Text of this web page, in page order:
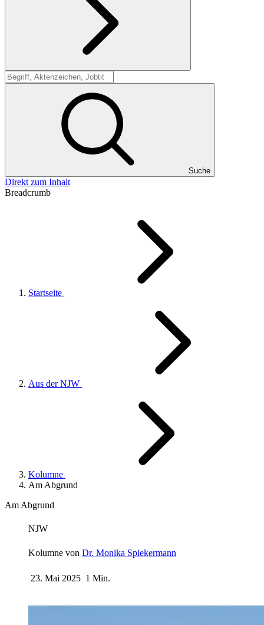
Suche
Suche
Direkt zum Inhalt
Breadcrumb
Startseite
Aus der NJW
Kolumne
Am Abgrund
Am Abgrund
NJW
Kolumne von Dr. Monika Spiekermann
23. Mai 2025 1 Min.